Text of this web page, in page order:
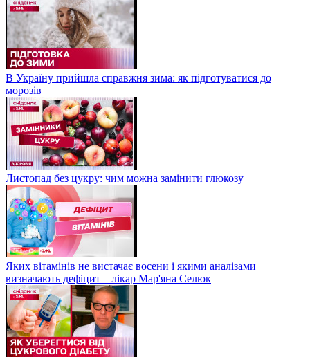
В Україну прийшла справжня зима: як підготуватися до
морозів
Листопад без цукру: чим можна замінити глюкозу
Яких вітамінів не вистачає восени і якими аналізами
визначають дефіцит – лікар Мар'яна Селюк